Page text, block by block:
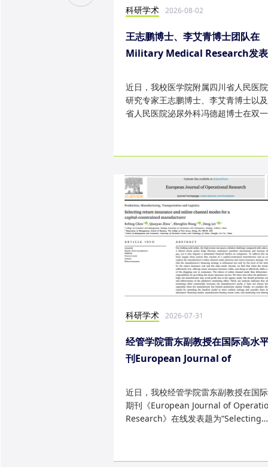
科研学术 2026-08-02
王志鹏博士、李艾青博士团队在
Military Medical Research发
近日，我校医学院附属四川省人民医
研究专家王志鹏博士、李艾青博士以
省人民医院泌尿外科冯德超博士在双
科研学术 2026-07-31
经管学院雷东副教授在国际高水
刊European Journal of
果
近日，我校经管学院雷东副教授在国
期刊《European Journal of
Research》在线发表题为“Selecting